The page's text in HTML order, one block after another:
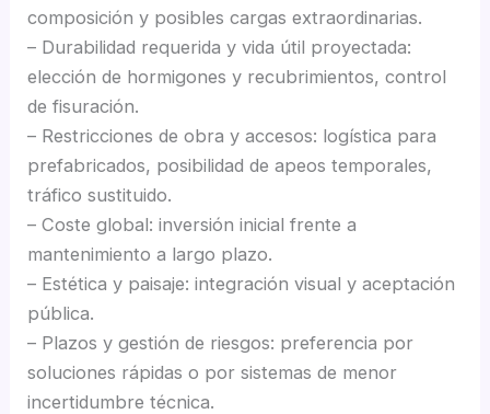
composición y posibles cargas extraordinarias.
– Durabilidad requerida y vida útil proyectada:
elección de hormigones y recubrimientos, control
de fisuración.
– Restricciones de obra y accesos: logística para
prefabricados, posibilidad de apeos temporales,
tráfico sustituido.
– Coste global: inversión inicial frente a
mantenimiento a largo plazo.
– Estética y paisaje: integración visual y aceptación
pública.
– Plazos y gestión de riesgos: preferencia por
soluciones rápidas o por sistemas de menor
incertidumbre técnica.